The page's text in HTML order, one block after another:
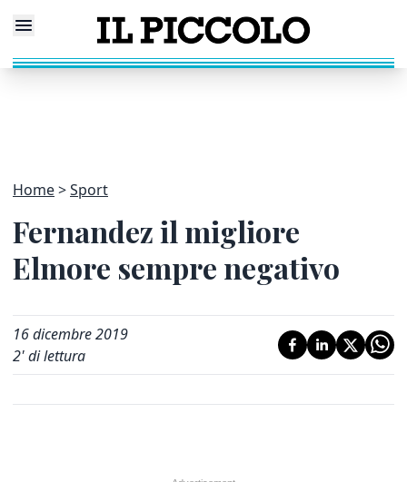
Home Sport
Fernandez il migliore
Elmore sempre negativo
16 dicembre 2019
2' di lettura